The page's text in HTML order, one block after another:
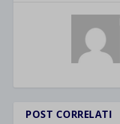
POST CORRELATI